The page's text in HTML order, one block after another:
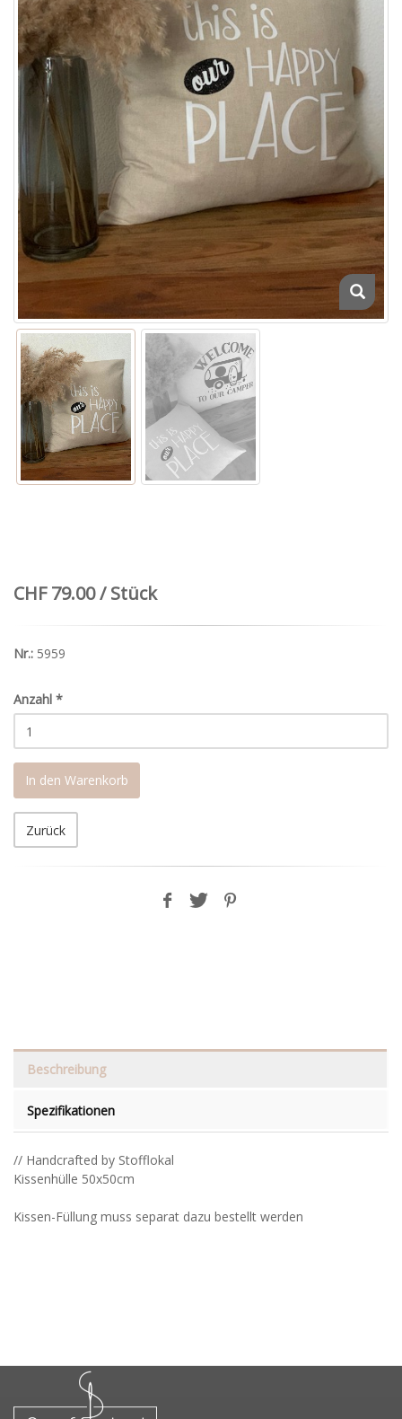
CHF 79.00 / Stück
Nr.: 5959
Anzahl *
In den Warenkorb
Zurück
Beschreibung
Spezifikationen
// Handcrafted by Stofflokal
Kissenhülle 50x50cm
Kissen-Füllung muss separat dazu bestellt werden